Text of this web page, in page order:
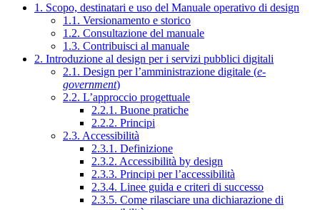
1. Scopo, destinatari e uso del Manuale operativo di design
1.1. Versionamento e storico
1.2. Consultazione del manuale
1.3. Contribuisci al manuale
2. Introduzione al design per i servizi pubblici digitali
2.1. Design per l’amministrazione digitale (e-
government)
2.2. L’approccio progettuale
2.2.1. Buone pratiche
2.2.2. Principi
2.3. Accessibilità
2.3.1. Definizione
2.3.2. Accessibilità by design
2.3.3. Principi per l’accessibilità
2.3.4. Linee guida e criteri di successo
2.3.5. Come rilasciare una dichiarazione di